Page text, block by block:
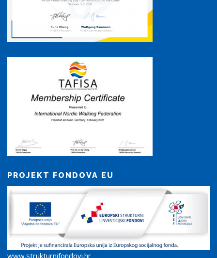
PROJEKT FONDOVA EU
www.strukturnifondovi.hr